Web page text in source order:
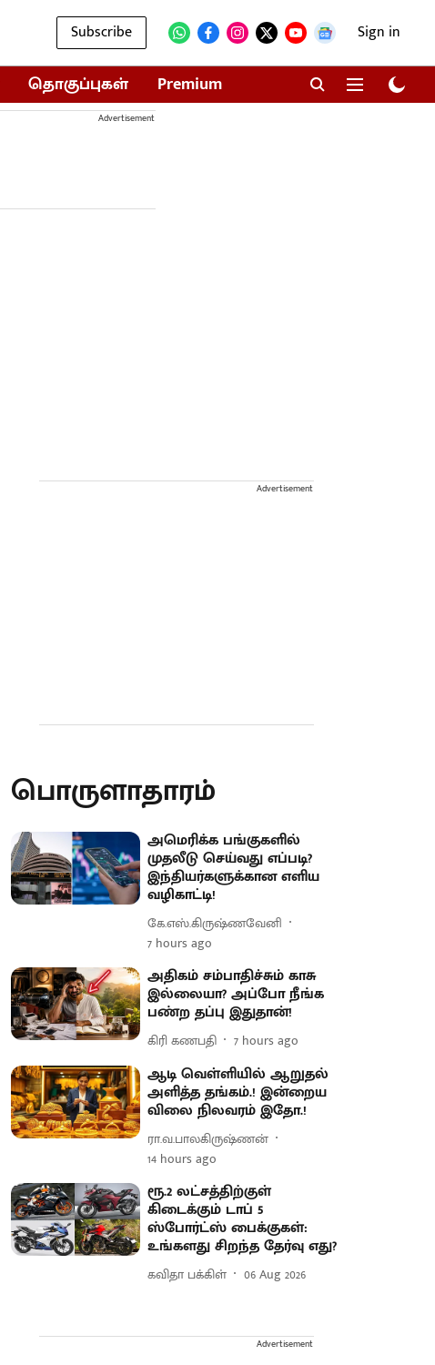
Subscribe Sign in
தொகுப்புகள் Premium
Advertisement
Advertisement
பொருளாதாரம்
அமெரிக்க பங்குகளில்
முதலீடு செய்வது எப்படி?
இந்தியர்களுக்கான எளிய
வழிகாட்டி!
கே.எஸ்.கிருஷ்ணவேனி
7 hours ago
அதிகம் சம்பாதிச்சும் காசு
இல்லையா? அப்போ நீங்க
பண்ற தப்பு இதுதான்!
கிரி கணபதி 7 hours ago
ஆடி வெள்ளியில் ஆறுதல்
அளித்த தங்கம்.! இன்றைய
விலை நிலவரம் இதோ.!
ரா.வ.பாலகிருஷ்ணன்
14 hours ago
ரூ.2 லட்சத்திற்குள்
கிடைக்கும் டாப் 5
ஸ்போர்ட்ஸ் பைக்குகள்:
உங்களது சிறந்த தேர்வு எது?
கவிதா பக்கிள் 06 Aug 2026
Advertisement